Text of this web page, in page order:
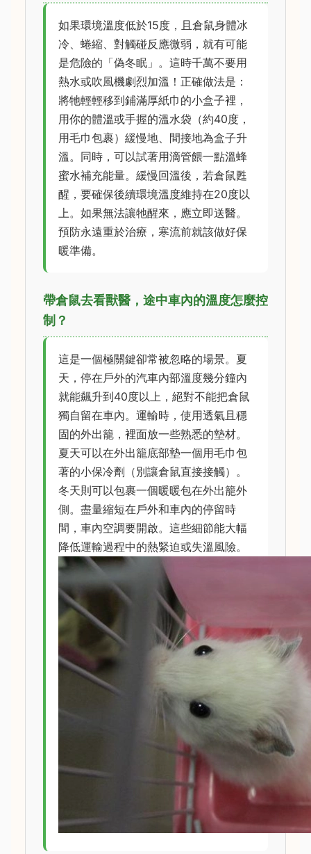
如果環境溫度低於15度，且倉鼠身體冰
冷、蜷縮、對觸碰反應微弱，就有可能
是危險的「偽冬眠」。這時千萬不要用
熱水或吹風機劇烈加溫！正確做法是：
將牠輕輕移到鋪滿厚紙巾的小盒子裡，
用你的體溫或手握的溫水袋（約40度，
用毛巾包裹）緩慢地、間接地為盒子升
溫。同時，可以試著用滴管餵一點溫蜂
蜜水補充能量。緩慢回溫後，若倉鼠甦
醒，要確保後續環境溫度維持在20度以
上。如果無法讓牠醒來，應立即送醫。
預防永遠重於治療，寒流前就該做好保
暖準備。
帶倉鼠去看獸醫，途中車內的溫度怎麼控
制？
這是一個極關鍵卻常被忽略的場景。夏
天，停在戶外的汽車內部溫度幾分鐘內
就能飆升到40度以上，絕對不能把倉鼠
獨自留在車內。運輸時，使用透氣且穩
固的外出籠，裡面放一些熟悉的墊材。
夏天可以在外出籠底部墊一個用毛巾包
著的小保冷劑（別讓倉鼠直接接觸）。
冬天則可以包裹一個暖暖包在外出籠外
側。盡量縮短在戶外和車內的停留時
間，車內空調要開啟。這些細節能大幅
降低運輸過程中的熱緊迫或失溫風險。